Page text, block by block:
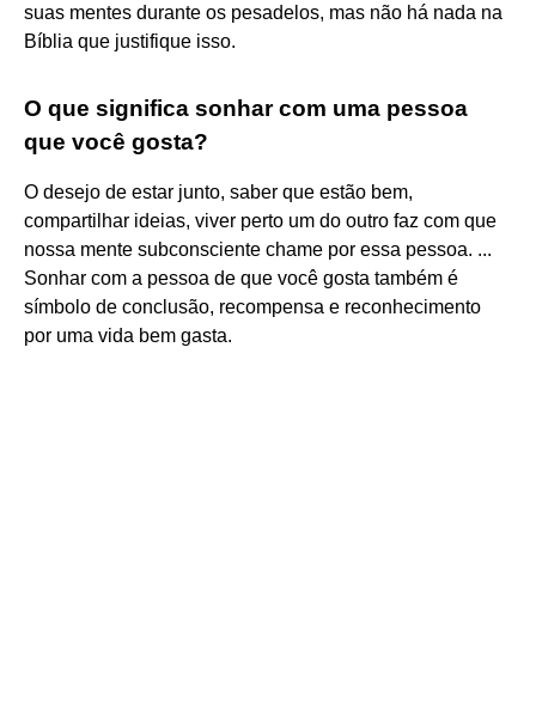
suas mentes durante os pesadelos, mas não há nada na
Bíblia que justifique isso.
O que significa sonhar com uma pessoa
que você gosta?
O desejo de estar junto, saber que estão bem,
compartilhar ideias, viver perto um do outro faz com que
nossa mente subconsciente chame por essa pessoa. ...
Sonhar com a pessoa de que você gosta também é
símbolo de conclusão, recompensa e reconhecimento
por uma vida bem gasta.